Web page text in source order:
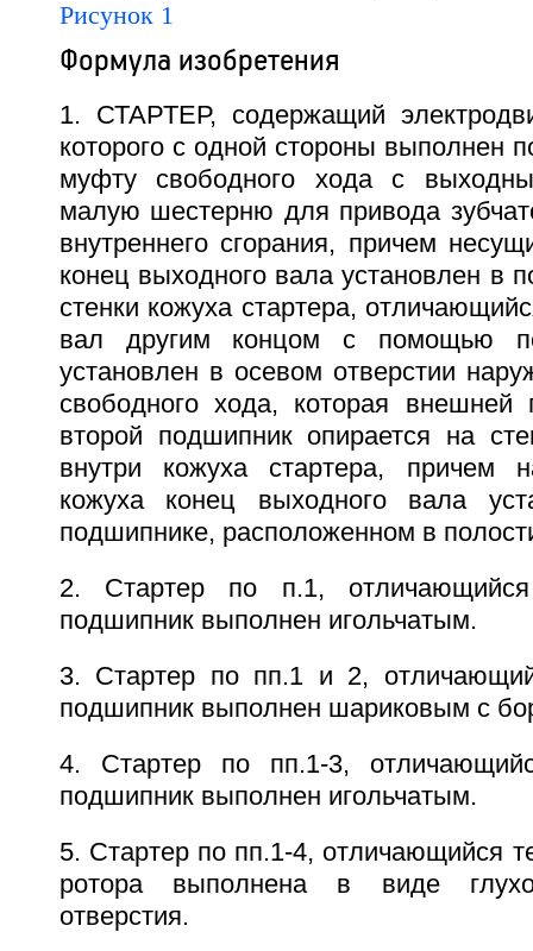
Рисунок 1
Формула изобретения
1. СТАРТЕР, содержащий
которого с одной стороны выполнен
муфту свободного хода с
малую шестерню для привода
внутреннего сгорания, причем
конец выходного вала установлен в
стенки кожуха стартера,
вал другим концом с помощью
установлен в осевом отверстии
свободного хода, которая внешней
второй подшипник опирается на
внутри кожуха стартера, причем
кожуха конец выходного вала
подшипнике, расположенном в
2. Стартер по п.1,
подшипник выполнен игольчатым.
3. Стартер по пп.1 и 2,
подшипник выполнен шариковым с
4. Стартер по пп.1-3,
подшипник выполнен игольчатым.
5. Стартер по пп.1-4, отличающийся
ротора выполнена в виде
отверстия.